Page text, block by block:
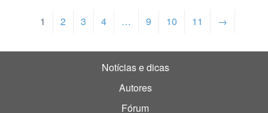
1 2 3 4 … 9 10 11 →
Notícias e dicas
Autores
Fórum